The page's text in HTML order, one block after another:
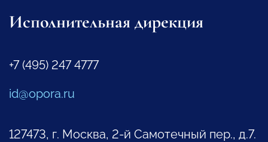
Исполнительная дирекция
+7 (495) 247 4777
id@opora.ru
127473, г. Москва, 2-й Самотечный пер., д.7.